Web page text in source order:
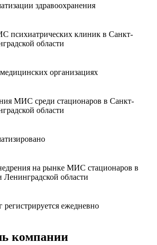
здравоохранения
психиатрических клиник в Санкт-
области
организациях
МИС среди стационаров в Санкт-
области
на рынке МИС стационаров в
Ленинградской области
ежедневно
компании